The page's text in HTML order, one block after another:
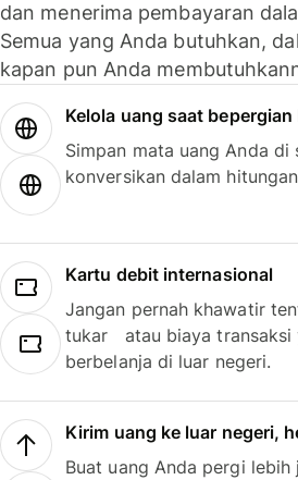
dan menerima pembayaran
Semua yang Anda butuhkan,
kapan pun Anda
Kelola uang saat
Simpan mata uang Anda di
konversikan dalam
Kartu debit internasional
Jangan pernah khawatir
tukar atau biaya transaksi
berbelanja di luar negeri.
Kirim uang ke luar negeri,
Buat uang Anda pergi